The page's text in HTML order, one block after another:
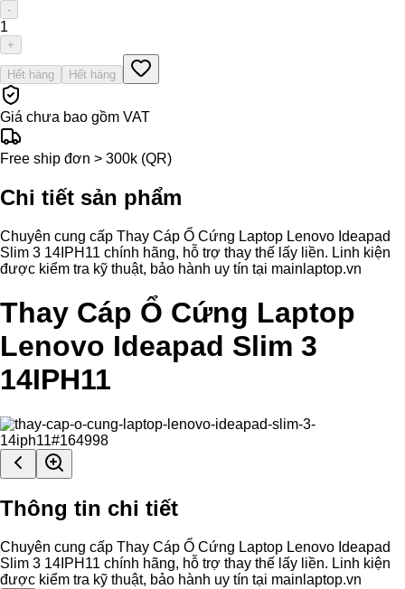
-
1
+
Hết hàng Hết hàng
Giá chưa bao gồm VAT
Free ship đơn > 300k (QR)
Chi tiết sản phẩm
Chuyên cung cấp Thay Cáp Ổ Cứng Laptop Lenovo Ideapad
Slim 3 14IPH11 chính hãng, hỗ trợ thay thế lấy liền. Linh kiện
được kiểm tra kỹ thuật, bảo hành uy tín tại mainlaptop.vn
Thay Cáp Ổ Cứng Laptop
Lenovo Ideapad Slim 3
14IPH11
Thông tin chi tiết
Chuyên cung cấp Thay Cáp Ổ Cứng Laptop Lenovo Ideapad
Slim 3 14IPH11 chính hãng, hỗ trợ thay thế lấy liền. Linh kiện
được kiểm tra kỹ thuật, bảo hành uy tín tại mainlaptop.vn